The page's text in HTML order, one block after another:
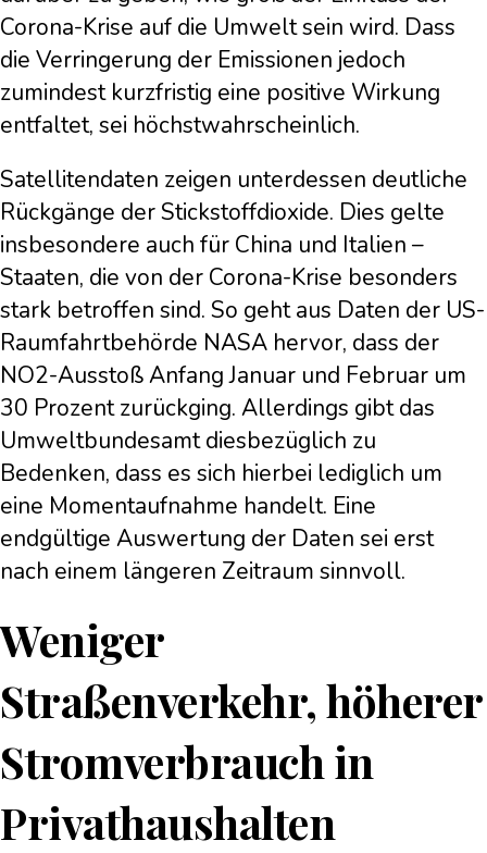
Corona-Krise auf die Umwelt sein wird. Dass
die Verringerung der Emissionen jedoch
zumindest kurzfristig eine positive Wirkung
entfaltet, sei höchstwahrscheinlich.
Satellitendaten zeigen unterdessen deutliche
Rückgänge der Stickstoffdioxide. Dies gelte
insbesondere auch für China und Italien –
Staaten, die von der Corona-Krise besonders
stark betroffen sind. So geht aus Daten der US-
Raumfahrtbehörde NASA hervor, dass der
NO2-Ausstoß Anfang Januar und Februar um
30 Prozent zurückging. Allerdings gibt das
Umweltbundesamt diesbezüglich zu
Bedenken, dass es sich hierbei lediglich um
eine Momentaufnahme handelt. Eine
endgültige Auswertung der Daten sei erst
nach einem längeren Zeitraum sinnvoll.
Weniger
Straßenverkehr, höherer
Stromverbrauch in
Privathaushalten